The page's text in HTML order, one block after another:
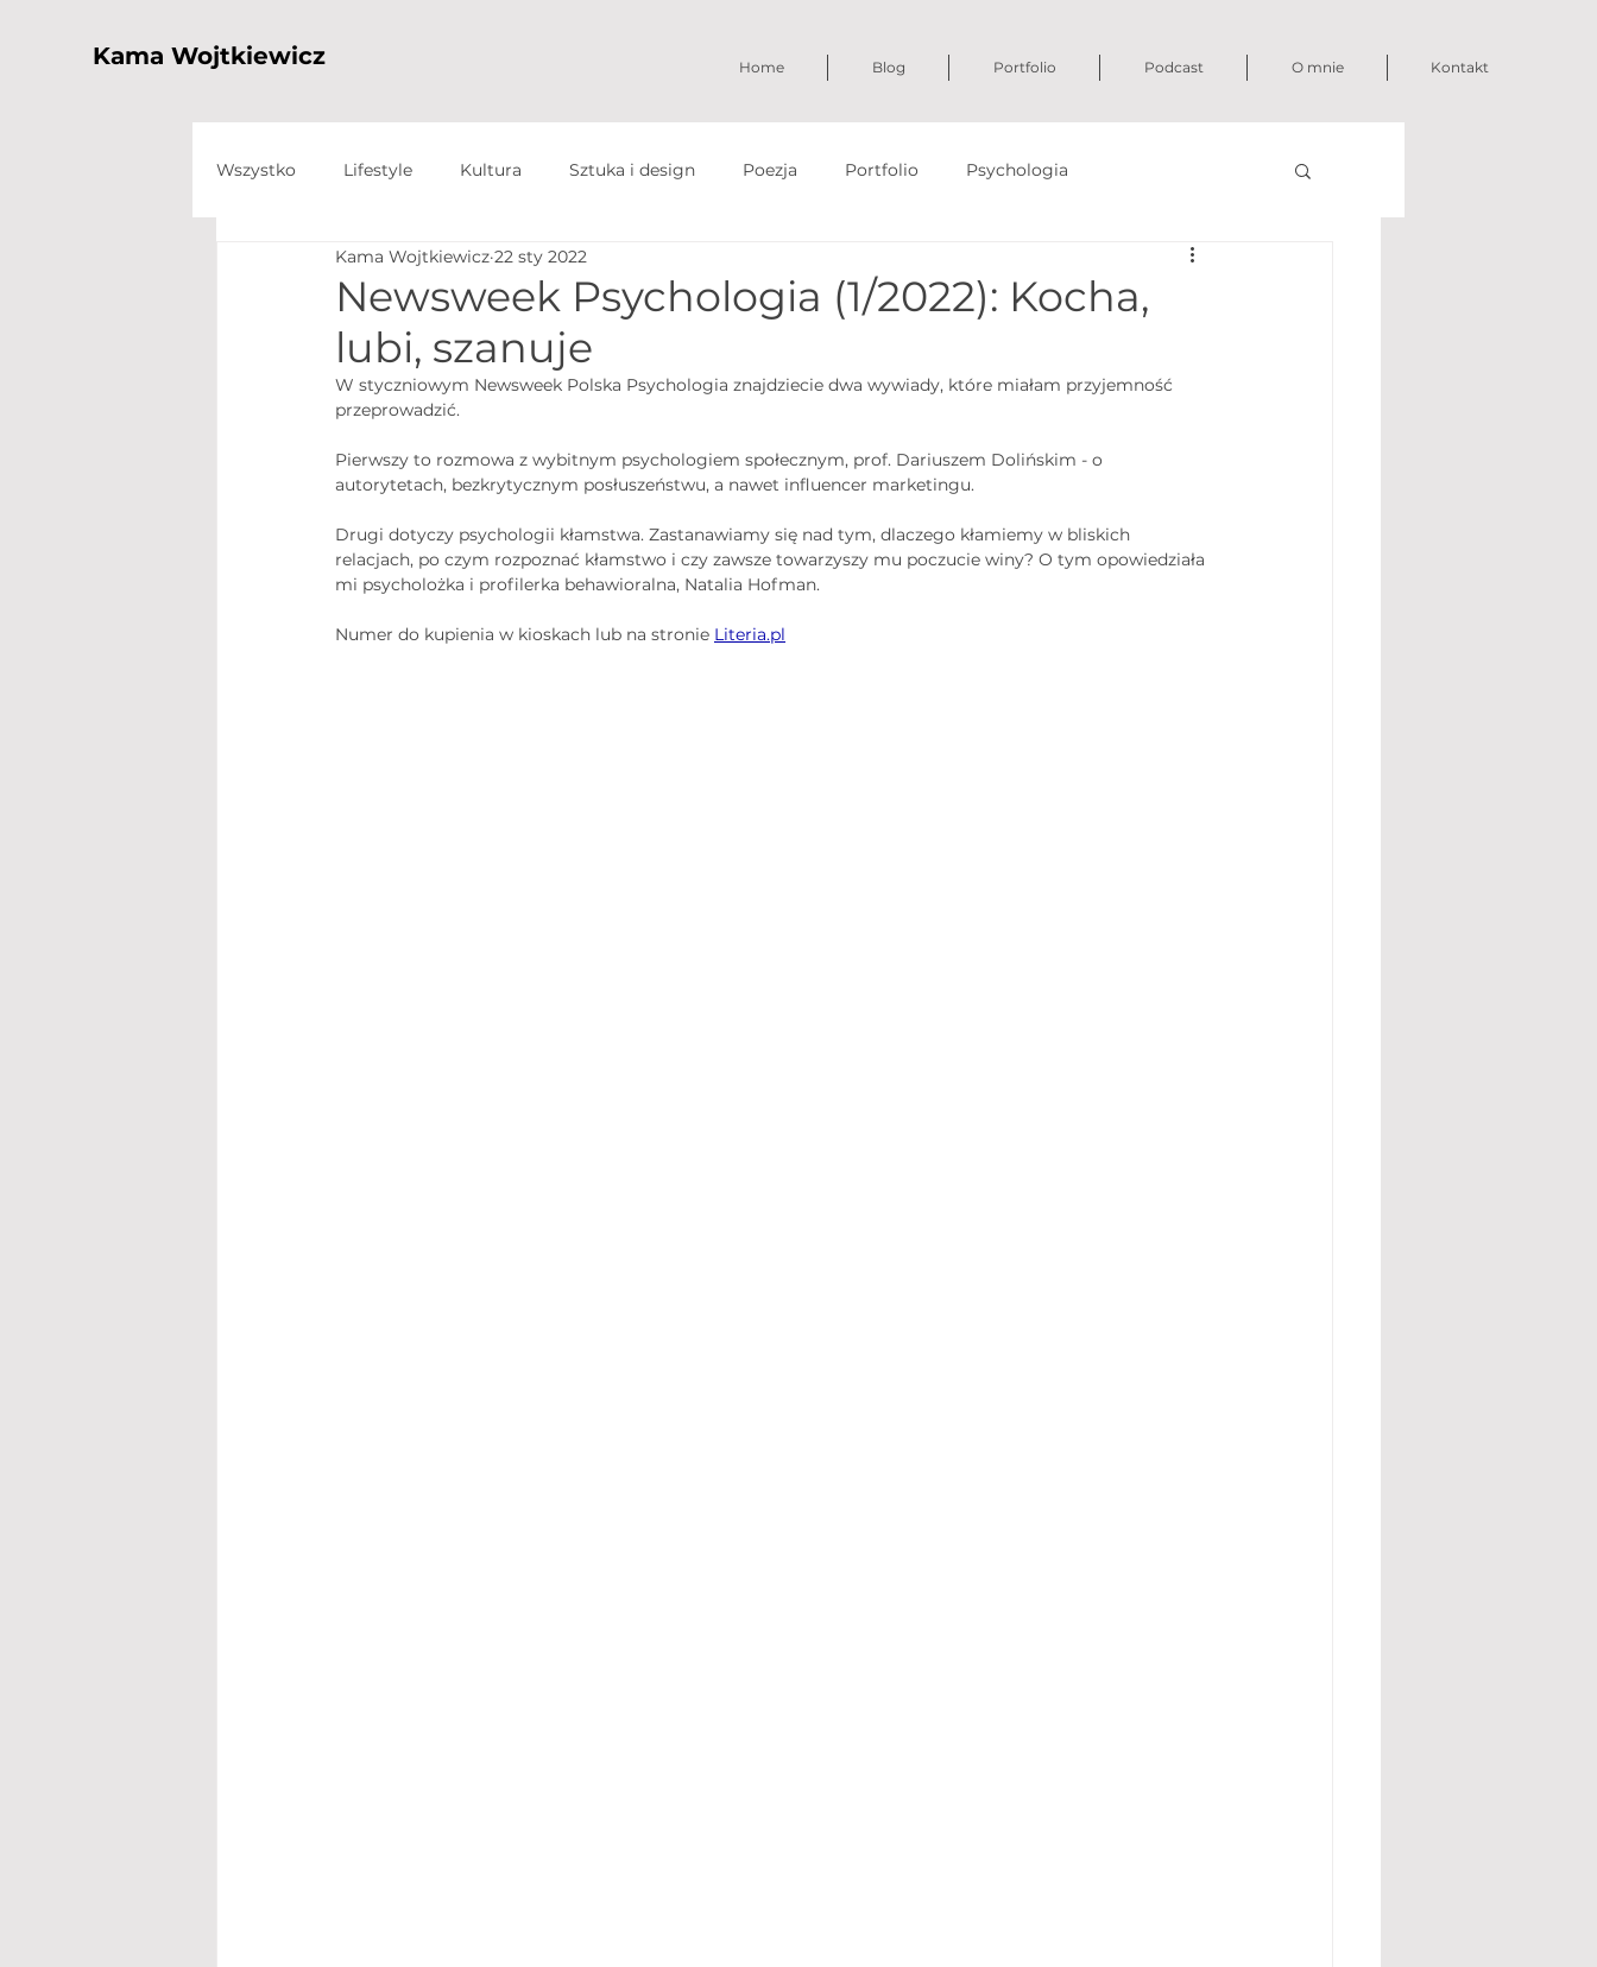
Kama Wojtkiewicz Home Blog Portfolio Podcast O mnie Kontakt
Wszystko Lifestyle Kultura Sztuka i design Poezja Portfolio Psychologia
Newsweek Psychologia (1/2022): Kocha,
lubi, szanuje
Kama Wojtkiewicz 22 sty 2022
W styczniowym Newsweek Polska Psychologia znajdziecie dwa wywiady, które miałam przyjemność
przeprowadzić.
Pierwszy to rozmowa z wybitnym psychologiem społecznym, prof. Dariuszem Dolińskim - o
autorytetach, bezkrytycznym posłuszeństwu, a nawet influencer marketingu.
Drugi dotyczy psychologii kłamstwa. Zastanawiamy się nad tym, dlaczego kłamiemy w bliskich
relacjach, po czym rozpoznać kłamstwo i czy zawsze towarzyszy mu poczucie winy? O tym opowiedziała
mi psycholożka i profilerka behawioralna, Natalia Hofman.
Numer do kupienia w kioskach lub na stronie Literia.pl